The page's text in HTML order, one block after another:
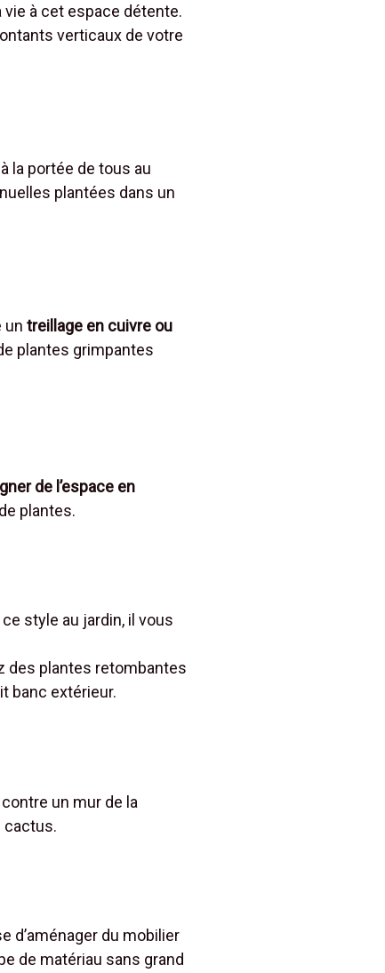
vie à cet espace détente.
verticaux de votre
la portée de tous au
plantées dans un
un treillage en cuivre ou
plantes grimpantes
de l’espace en
plantes.
style au jardin, il vous
des plantes retombantes
banc extérieur.
un mur de la
cactus.
d’aménager du mobilier
de matériau sans grand